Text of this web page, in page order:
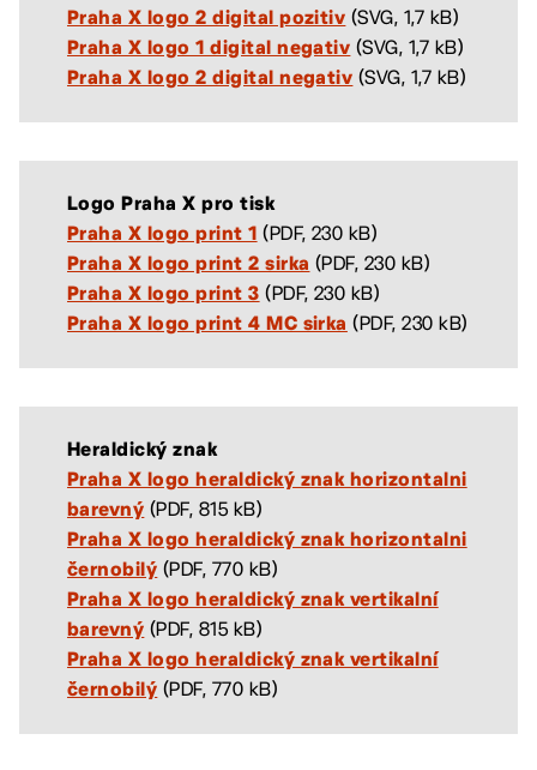
Praha X logo 2 digital pozitiv (SVG, 1,7 kB)
Praha X logo 1 digital negativ (SVG, 1,7 kB)
Praha X logo 2 digital negativ (SVG, 1,7 kB)
Logo Praha X pro tisk
Praha X logo print 1 (PDF, 230 kB)
Praha X logo print 2 sirka (PDF, 230 kB)
Praha X logo print 3 (PDF, 230 kB)
Praha X logo print 4 MC sirka (PDF, 230 kB)​
Heraldický znak
Praha X logo heraldický znak horizontalni
barevný (PDF, 815 kB)
Praha X logo heraldický znak horizontalni
černobilý (PDF, 770 kB)
Praha X logo heraldický znak vertikalní
barevný (PDF, 815 kB)
Praha X logo heraldický znak vertikalní
černobilý (PDF, 770 kB)